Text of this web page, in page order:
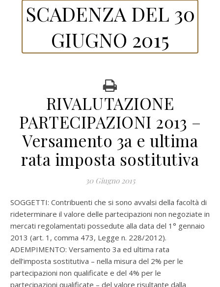
SCADENZA DEL 30
GIUGNO 2015
RIVALUTAZIONE
PARTECIPAZIONI 2013 –
Versamento 3a e ultima
rata imposta sostitutiva
30 Giugno 2015
SOGGETTI: Contribuenti che si sono avvalsi della facoltà di
rideterminare il valore delle partecipazioni non negoziate in
mercati regolamentati possedute alla data del 1° gennaio
2013 (art. 1, comma 473, Legge n. 228/2012).
ADEMPIMENTO: Versamento 3a ed ultima rata
dell’imposta sostitutiva – nella misura del 2% per le
partecipazioni non qualificate e del 4% per le
partecipazioni qualificate – del valore risultante dalla